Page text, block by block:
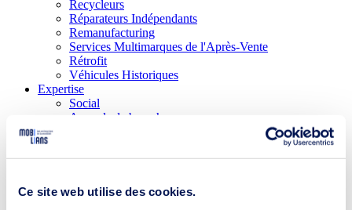
Ce site web utilise des cookies.
Recycleurs
Réparateurs Indépendants
Remanufacturing
Services Multimarques de l'Après-Vente
Rétrofit
Véhicules Historiques
Expertise
Social
Accords de branche
Juridique & Fiscal
Prévention des risques professionnels